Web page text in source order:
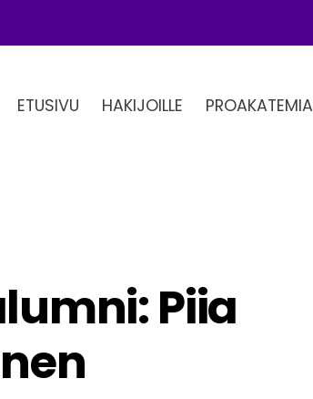
ETUSIVU HAKIJOILLE PROAKATEMIA
Piia